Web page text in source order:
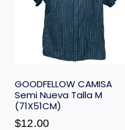
GOODFELLOW CAMISA
Semi Nueva Talla M
(71X51CM)
$12.00